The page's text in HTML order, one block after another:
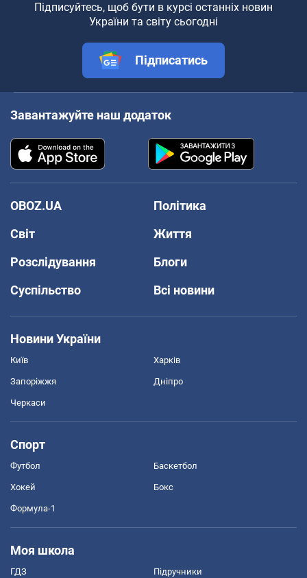
Підписуйтесь, щоб бути в курсі останніх новин
України та світу сьогодні
Підписатись
Завантажуйте наш додаток
OBOZ.UA
Політика
Світ
Життя
Розслідування
Блоги
Суспільство
Всі новини
Новини України
Київ Харків
Запоріжжя Дніпро
Черкаси
Спорт
Футбол Баскетбол
Хокей Бокс
Формула-1
Моя школа
ГДЗ Підручники